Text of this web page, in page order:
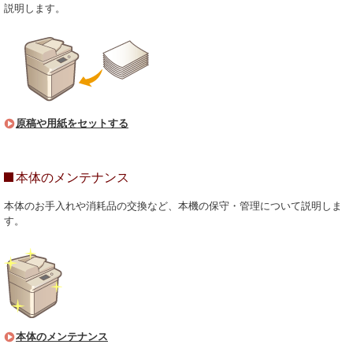
説明します。
原稿や用紙をセットする
本体のメンテナンス
本体のお手入れや消耗品の交換など、本機の保守・管理について説明しま
す。
本体のメンテナンス